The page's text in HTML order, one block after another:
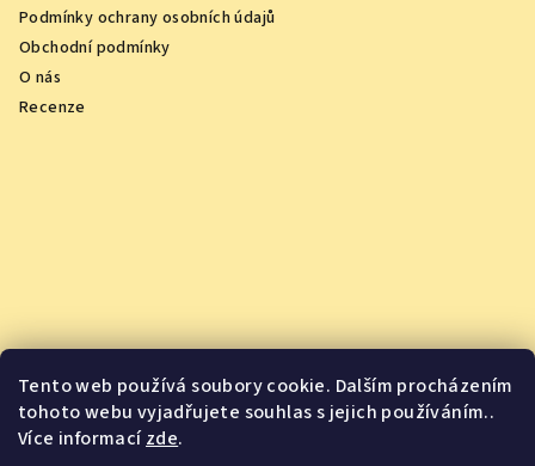
Tento web používá soubory cookie. Dalším procházením
tohoto webu vyjadřujete souhlas s jejich používáním..
Více informacízde.
Podmínky ochrany osobních údajů
Obchodní podmínky
O nás
Recenze